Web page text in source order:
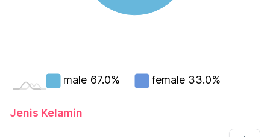
male 67.0% female 33.0%
Jenis Kelamin